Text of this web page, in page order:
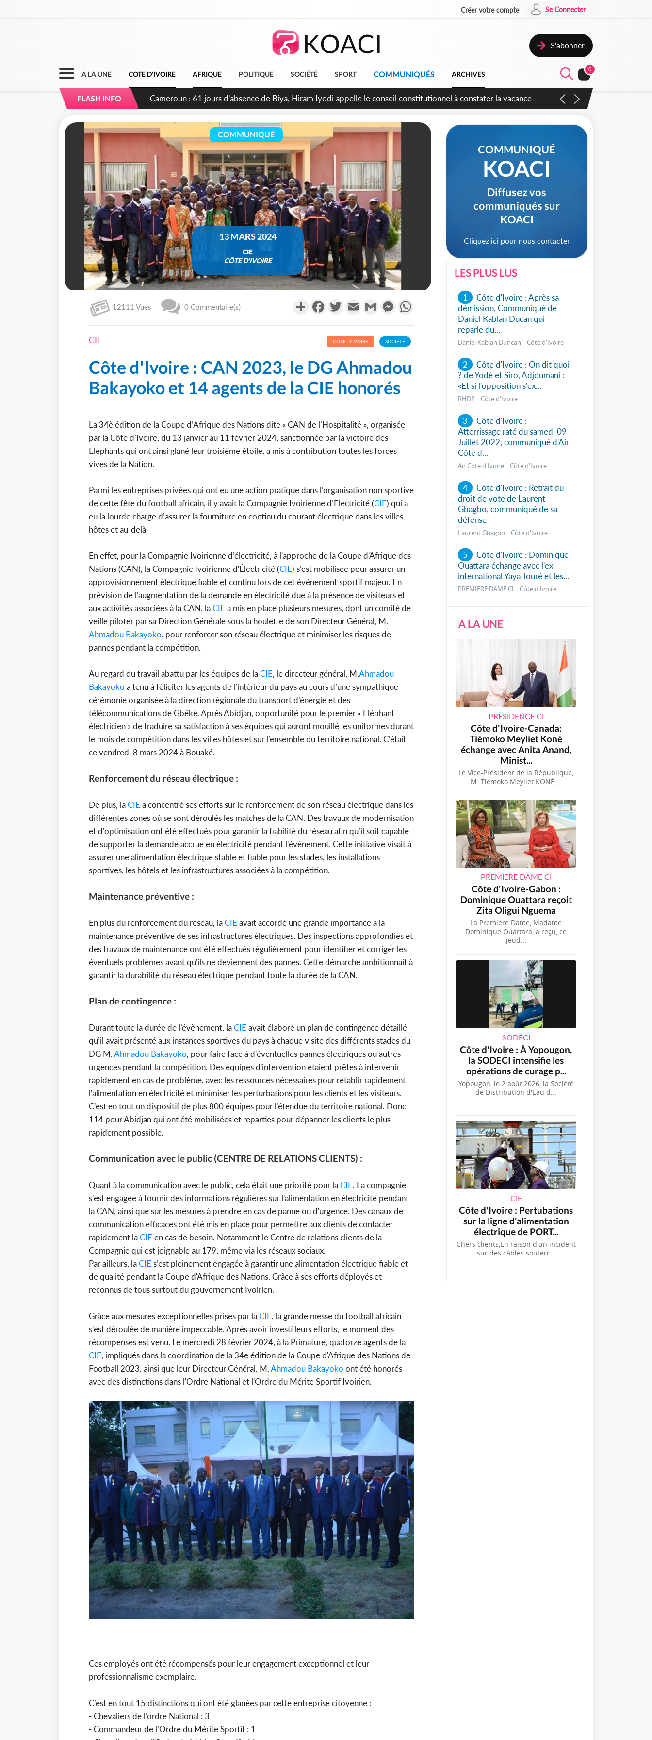
Créer votre compte Se Connecter
S'abonner
A LA UNE COTE D'IVOIRE AFRIQUE POLITIQUE SOCIÉTÉ SPORT COMMUNIQUÉS ARCHIVES
0
FLASH INFO Côte d'Ivoire : Fin de la pagaille au PDCI-RDA, Lessiehi bannit les mouvements sauvages
COMMUNIQUÉ
13 MARS 2024
CIE
CÔTE D'IVOIRE
12111 Vues 0 Commentaire(s) PartagerFacebookTwitterEmail Gmail Messenger
CIE CÔTE D'IVOIRE SOCIÉTÉ
Côte d'Ivoire : CAN 2023, le DG Ahmadou
Bakayoko et 14 agents de la CIE honorés
La 34è édition de la Coupe d’Afrique des Nations dite « CAN de l’Hospitalité », organisée
par la Côte d’Ivoire, du 13 janvier au 11 février 2024, sanctionnée par la victoire des
Eléphants qui ont ainsi glané leur troisième étoile, a mis à contribution toutes les forces
vives de la Nation.
Parmi les entreprises privées qui ont eu une action pratique dans l’organisation non sportive
de cette fête du football africain, il y avait la Compagnie Ivoirienne d’Electricité (CIE) qui a
eu la lourde charge d’assurer la fourniture en continu du courant électrique dans les villes
hôtes et au-delà.
En effet, pour la Compagnie Ivoirienne d’électricité, à l'approche de la Coupe d'Afrique des
Nations (CAN), la Compagnie Ivoirienne d'Électricité (CIE) s’est mobilisée pour assurer un
approvisionnement électrique fiable et continu lors de cet événement sportif majeur. En
prévision de l'augmentation de la demande en électricité due à la présence de visiteurs et
aux activités associées à la CAN, laCIE a mis en place plusieurs mesures, dont un comité de
veille piloter par sa Direction Générale sous la houlette de son Directeur Général, M.
Ahmadou Bakayoko, pour renforcer son réseau électrique et minimiser les risques de
pannes pendant la compétition.
Au regard du travail abattu par les équipes de laCIE, le directeur général, M.Ahmadou
Bakayoko a tenu à féliciter les agents de l’intérieur du pays au cours d’une sympathique
cérémonie organisée à la direction régionale du transport d’énergie et des
télécommunications de Gbêkê. Après Abidjan, opportunité pour le premier « Eléphant
électricien » de traduire sa satisfaction à ses équipes qui auront mouillé les uniformes durant
le mois de compétition dans les villes hôtes et sur l’ensemble du territoire national. C’était
ce vendredi 8 mars 2024 à Bouaké.
Renforcement du réseau électrique :
De plus, laCIE a concentré ses efforts sur le renforcement de son réseau électrique dans les
différentes zones où se sont déroulés les matches de la CAN. Des travaux de modernisation
et d'optimisation ont été effectués pour garantir la fiabilité du réseau afin qu’il soit capable
de supporter la demande accrue en électricité pendant l'événement. Cette initiative visait à
assurer une alimentation électrique stable et fiable pour les stades, les installations
sportives, les hôtels et les infrastructures associées à la compétition.
Maintenance préventive :
En plus du renforcement du réseau, laCIE avait accordé une grande importance à la
maintenance préventive de ses infrastructures électriques. Des inspections approfondies et
des travaux de maintenance ont été effectués régulièrement pour identifier et corriger les
éventuels problèmes avant qu'ils ne deviennent des pannes. Cette démarche ambitionnait à
garantir la durabilité du réseau électrique pendant toute la durée de la CAN.
Plan de contingence :
Durant toute la durée de l’évènement, laCIE avait élaboré un plan de contingence détaillé
qu’il avait présenté aux instances sportives du pays à chaque visite des différents stades du
DG M.Ahmadou Bakayoko, pour faire face à d'éventuelles pannes électriques ou autres
urgences pendant la compétition. Des équipes d'intervention étaient prêtes à intervenir
rapidement en cas de problème, avec les ressources nécessaires pour rétablir rapidement
l'alimentation en électricité et minimiser les perturbations pour les clients et les visiteurs.
C’est en tout un dispositif de plus 800 équipes pour l’étendue du territoire national. Donc
114 pour Abidjan qui ont été mobilisées et reparties pour dépanner les clients le plus
rapidement possible.
Communication avec le public (CENTRE DE RELATIONS CLIENTS) :
Quant à la communication avec le public, cela était une priorité pour laCIE. La compagnie
s'est engagée à fournir des informations régulières sur l'alimentation en électricité pendant
la CAN, ainsi que sur les mesures à prendre en cas de panne ou d'urgence. Des canaux de
communication efficaces ont été mis en place pour permettre aux clients de contacter
rapidement laCIE en cas de besoin. Notamment le Centre de relations clients de la
Compagnie qui est joignable au 179, même via les réseaux sociaux.
Par ailleurs, laCIE s’est pleinement engagée à garantir une alimentation électrique fiable et
de qualité pendant la Coupe d'Afrique des Nations. Grâce à ses efforts déployés et
reconnus de tous surtout du gouvernement Ivoirien.
Grâce aux mesures exceptionnelles prises par laCIE, la grande messe du football africain
s'est déroulée de manière impeccable. Après avoir investi leurs efforts, le moment des
récompenses est venu. Le mercredi 28 février 2024, à la Primature, quatorze agents de la
CIE, impliqués dans la coordination de la 34e édition de la Coupe d'Afrique des Nations de
Football 2023, ainsi que leur Directeur Général, M.Ahmadou Bakayoko ont été honorés
avec des distinctions dans l'Ordre National et l'Ordre du Mérite Sportif Ivoirien.
Ces employés ont été récompensés pour leur engagement exceptionnel et leur
professionnalisme exemplaire.
C’est en tout 15 distinctions qui ont été glanées par cette entreprise citoyenne :
- Chevaliers de l’ordre National : 3
- Commandeur de l’Ordre du Mérite Sportif : 1
COMMUNIQUÉ
KOACI
Diffusez vos
communiqués sur
KOACI
Cliquez ici pour nous contacter
LES PLUS LUS
1
Côte d'Ivoire : Après sa
démission, Communiqué de
Daniel Kablan Ducan qui
reparle du...
Daniel Kablan Duncan Côte d'Ivoire
2
Côte d'Ivoire : On dit quoi
? de Yodé et Siro, Adjoumani :
«Et si l'opposition s'ex...
RHDP Côte d'Ivoire
3
Côte d'Ivoire :
Atterrissage raté du samedi 09
Juillet 2022, communiqué d'Air
Côte d...
Air Côte d'Ivoire Côte d'Ivoire
4
Côte d'Ivoire : Retrait du
droit de vote de Laurent
Gbagbo, communiqué de sa
défense
Laurent Gbagbo Côte d'Ivoire
5
Côte d'Ivoire : Dominique
Ouattara échange avec l'ex
international Yaya Touré et les...
PREMIERE DAME CI Côte d'Ivoire
A LA UNE
PRESIDENCE CI
Côte d'Ivoire-Canada:
Tiémoko Meyliet Koné
échange avec Anita Anand,
Minist...
Le Vice-Président de la République,
M. Tiémoko Meyliet KONÉ,...
PREMIERE DAME CI
Côte d'Ivoire-Gabon :
Dominique Ouattara reçoit
Zita Oligui Nguema
La Première Dame, Madame
Dominique Ouattara, a reçu, ce
jeud...
SODECI
Côte d'Ivoire : À Yopougon,
la SODECI intensifie les
opérations de curage p...
Yopougon, le 2 août 2026, la Société
de Distribution d'Eau d...
CIE
Côte d'Ivoire : Pertubations
sur la ligne d'alimentation
électrique de PORT...
Chers clients,En raison d'un incident
sur des câbles souterr...